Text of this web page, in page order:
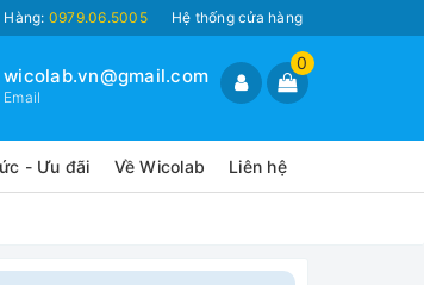
Hàng: 0979.06.5005 Hệ thống cửa hàng
0
wicolab.vn@gmail.com
Email
- Ưu đãi Về Wicolab Liên hệ